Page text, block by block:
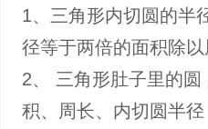
1、三角形内切圆的半
径等于两倍的面积除以
2、 三角形肚子里的
积、周长、内切圆半径